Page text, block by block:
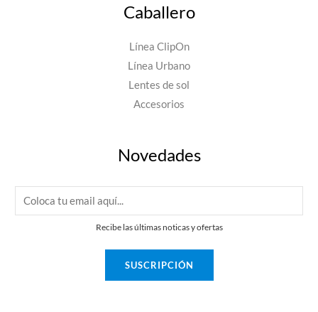
Caballero
Línea ClipOn
Línea Urbano
Lentes de sol
Accesorios
Novedades
m
Recibe las últimas noticas y ofertas
SUSCRIPCIÓN